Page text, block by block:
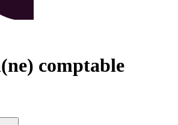
comptable